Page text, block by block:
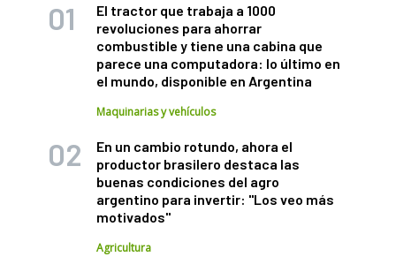
El tractor que trabaja a 1000
revoluciones para ahorrar
combustible y tiene una cabina que
parece una computadora: lo último en
el mundo, disponible en Argentina
Maquinarias y vehículos
En un cambio rotundo, ahora el
productor brasilero destaca las
buenas condiciones del agro
argentino para invertir: "Los veo más
motivados"
Agricultura